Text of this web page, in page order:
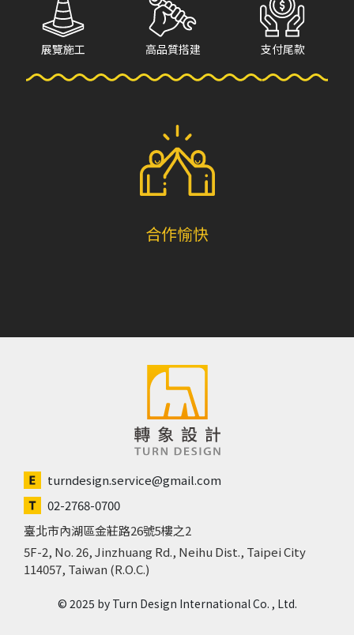
展覽施工 高品質搭建 支付尾款
合作愉快
turndesign.service@gmail.com
02-2768-0700
臺北市內湖區金莊路26號5樓之2
5F-2, No. 26, Jinzhuang Rd., Neihu Dist., Taipei City
114057, Taiwan (R.O.C.)
© 2025 by Turn Design International Co. , Ltd.